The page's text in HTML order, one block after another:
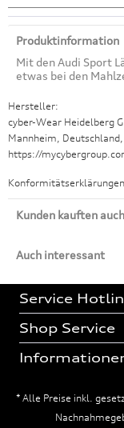
Produktinformation
Mit den Audi Sport
etwas bei den
Hersteller:
cyber-Wear Heidelberg
Mannheim,
https://
Kunden kauften auch
Auch interessant
Service
Shop Service
* Alle Preise inkl.